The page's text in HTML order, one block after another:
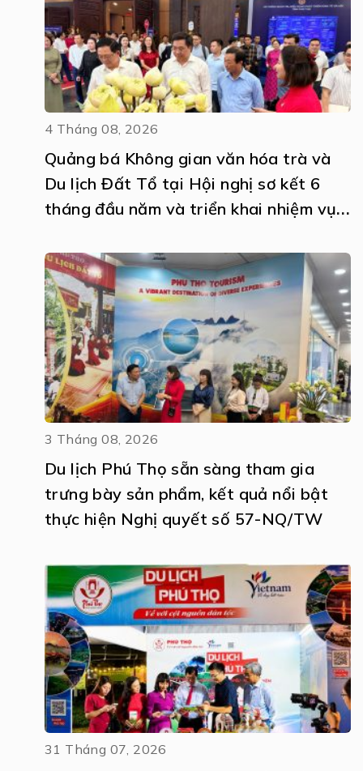
4 Tháng 08, 2026
Quảng bá Không gian văn hóa trà và
Du lịch Đất Tổ tại Hội nghị sơ kết 6
tháng đầu năm và triển khai nhiệm vụ
quyết số 57-NQ/TW
3 Tháng 08, 2026
Du lịch Phú Thọ sẵn sàng tham gia
trưng bày sản phẩm, kết quả nổi bật
thực hiện Nghị quyết số 57-NQ/TW
31 Tháng 07, 2026